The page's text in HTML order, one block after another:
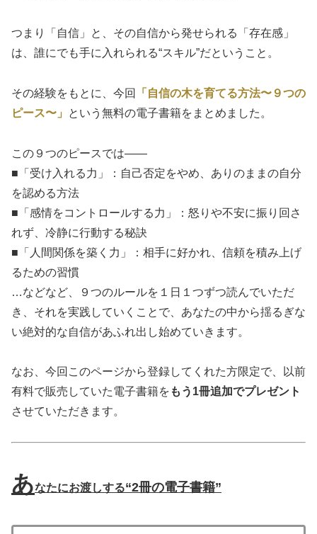
つまり「自信」と、その自信から発せられる「存在感」
は、誰にでも手に入れられる“スキル”だということ。
その経験をもとに、今回
「自信の木を育てる方法〜９つの
ピース〜」
という無料の電子書籍をまとめました。
この９つのピースでは――
■「受け入れる力」：自己否定をやめ、ありのままの自分
を認める方法
■「感情をコントロールする力」：怒りや不安に振り回さ
れず、冷静に行動する秘訣
■「人間関係を築く力」：相手に好かれ、信頼を積み上げ
るための習慣
…などなど、９つのルールを１日１つずつ読んでいただ
き、それを実践していくことで、あなたの中から揺るぎな
い絶対的な自信があふれ出し始めていきます。
なお、今回このページから登録してくれた方限定で、以前
有料で販売していた電子書籍を もう1冊追加でプレゼント
させていただきます。
あなたにお渡しする“2冊の電子書籍”